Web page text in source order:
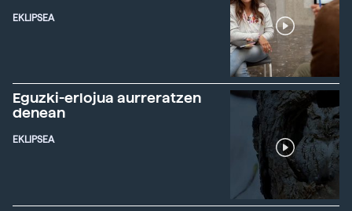
EKLIPSEA
Eguzki-erlojua aurreratzen
denean
EKLIPSEA